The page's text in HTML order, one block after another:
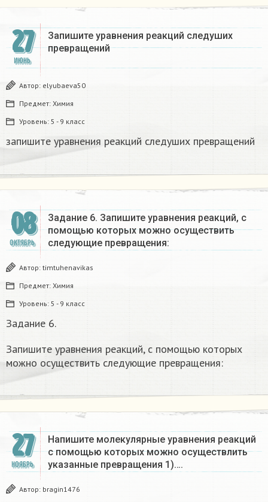
27
ИЮНЬ
Запишите уравнения реакций следуших
превращений​
Автор: elyubaeva50
Предмет: Химия
Уровень: 5 - 9 класс
запишите уравнения реакций следуших превращений​
08
ОКТЯБРЬ
Задание 6. Запишите уравнения реакций, с
помощью которых можно осуществить
следующие превращения:
Автор: timtuhenavikas
Предмет: Химия
Уровень: 5 - 9 класс
Задание 6.
Запишите уравнения реакций, с помощью которых
можно осуществить следующие превращения:
27
НОЯБРЬ
Напишите молекулярные уравнения реакций
с помощью которых можно осуществлить
указанные превращения 1)….
Автор: bragin1476